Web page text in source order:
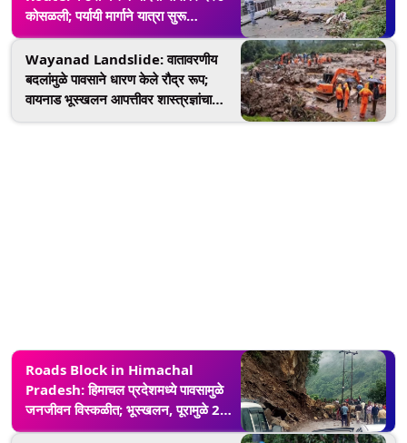
कोसळली; पर्यायी मार्गाने यात्रा सुरू
(Watch Video)
Wayanad Landslide: वातावरणीय
बदलांमुळे पावसाने धारण केले रौद्र रूप;
वायनाड भूस्खलन आपत्तीवर शास्त्रज्ञांचा
Roads Block in Himachal
Pradesh: हिमाचल प्रदेशमध्ये पावसामुळे
जनजीवन विस्कळीत; भूस्खलन, पूरामुळे 288
रस्ते बंद